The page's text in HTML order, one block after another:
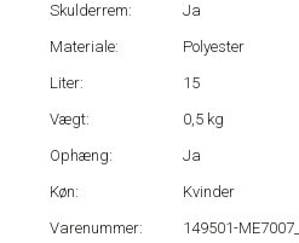
Skulderrem:
Ja
Materiale:
Polyester
Liter:
15
Vægt:
0,5 kg
Ophæng:
Ja
Køn:
Kvinder
Varenummer:
149501-